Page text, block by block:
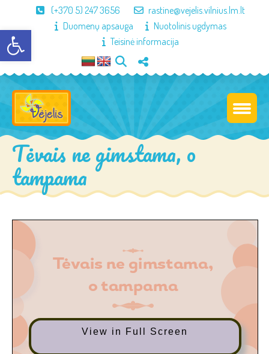
Open toolbar
(+370 5) 247 3656
rastine@vejelis.vilnius.lm.lt
Duomenų apsauga
Nuotolinis ugdymas
Teisinė informacija
Tėvais ne gimstama, o
tampama
View in Full Screen